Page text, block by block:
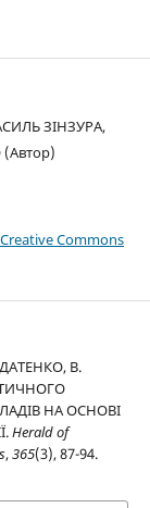
ЗІНЗУРА,
Creative Commons
В.
НА ОСНОВІ
Herald of
,365(3), 87-94.